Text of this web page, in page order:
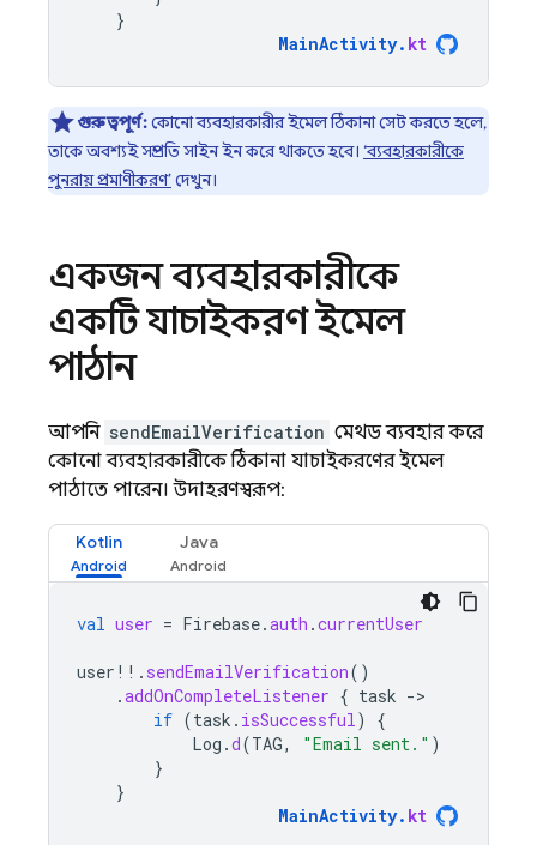
}
MainActivity. kt
গুরুত্বপূর্ণ:কোনো ব্যবহারকারীর ইমেল ঠিকানা সেট করতে হলে,
তাকে অবশ্যই সম্প্রতি সাইন ইন করে থাকতে হবে। ‘ব্যবহারকারীকে
পুনরায় প্রমাণীকরণ’দেখুন।
একজন ব্যবহারকারীকে
একটি যাচাইকরণ ইমেল
পাঠান
আপনি sendEmailVerification মেথড ব্যবহার করে
কোনো ব্যবহারকারীকে ঠিকানা যাচাইকরণের ইমেল
পাঠাতে পারেন। উদাহরণস্বরূপ:
Kotlin Java
val user = Firebase.auth .currentUser
user !! . sendEmailVerification()
.addOnCompleteListener { task -
if (task . isSuccessful)
{
Log .d(TAG, "Email sent." )
}
}
MainActivity. kt